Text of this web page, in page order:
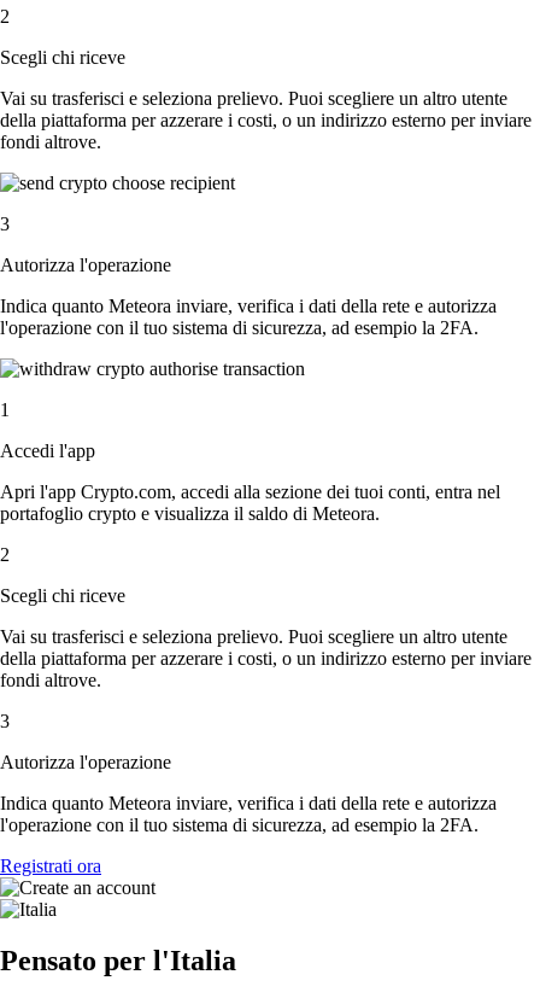
2
Scegli chi riceve
Vai su trasferisci e seleziona prelievo. Puoi scegliere un altro utente
della piattaforma per azzerare i costi, o un indirizzo esterno per inviare
fondi altrove.
3
Autorizza l'operazione
Indica quanto Meteora inviare, verifica i dati della rete e autorizza
l'operazione con il tuo sistema di sicurezza, ad esempio la 2FA.
1
Accedi l'app
Apri l'app Crypto.com, accedi alla sezione dei tuoi conti, entra nel
portafoglio crypto e visualizza il saldo di Meteora.
2
Scegli chi riceve
Vai su trasferisci e seleziona prelievo. Puoi scegliere un altro utente
della piattaforma per azzerare i costi, o un indirizzo esterno per inviare
fondi altrove.
3
Autorizza l'operazione
Indica quanto Meteora inviare, verifica i dati della rete e autorizza
l'operazione con il tuo sistema di sicurezza, ad esempio la 2FA.
Registrati ora
Pensato per l'Italia